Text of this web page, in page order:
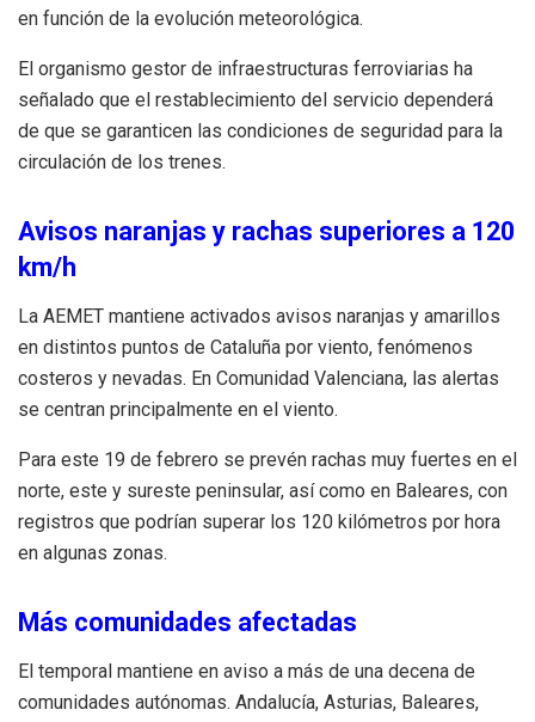
en función de la evolución meteorológica.
El organismo gestor de infraestructuras ferroviarias ha
señalado que el restablecimiento del servicio dependerá
de que se garanticen las condiciones de seguridad para la
circulación de los trenes.
Avisos naranjas y rachas superiores a 120
km/h
La AEMET mantiene activados avisos naranjas y amarillos
en distintos puntos de Cataluña por viento, fenómenos
costeros y nevadas. En Comunidad Valenciana, las alertas
se centran principalmente en el viento.
Para este 19 de febrero se prevén rachas muy fuertes en el
norte, este y sureste peninsular, así como en Baleares, con
registros que podrían superar los 120 kilómetros por hora
en algunas zonas.
Más comunidades afectadas
El temporal mantiene en aviso a más de una decena de
comunidades autónomas. Andalucía, Asturias, Baleares,